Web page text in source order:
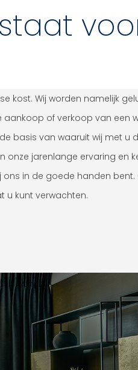
kost. Wij worden namelijk
of verkoop van een
basis van waaruit wij met u
jarenlange ervaring en
in de goede handen bent.
u kunt verwachten.